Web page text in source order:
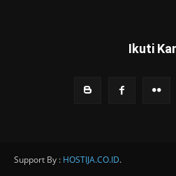
Ikuti
Support By : HOSTIJA.CO.ID.